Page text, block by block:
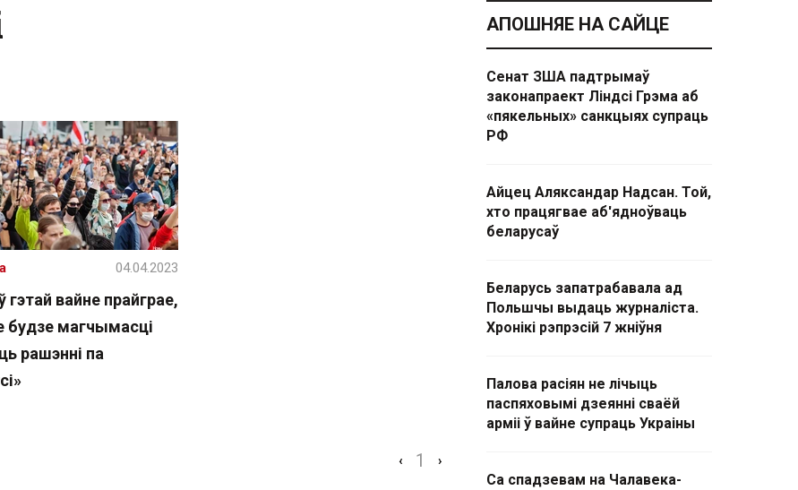
гэтай вайне прайграе,
будзе магчымасці
рашэнні па
04.04.2023
‹ 1 ›
АПОШНЯЕ НА САЙЦЕ
Сенат ЗША падтрымаў
законапраект Ліндсі Грэма аб
«пякельных» санкцыях супраць
РФ
Айцец Аляксандар Надсан. Той,
хто працягвае аб'ядноўваць
беларусаў
Беларусь запатрабавала ад
Польшчы выдаць журналіста.
Хронікі рэпрэсій 7 жніўня
Палова расіян не лічыць
паспяховымі дзеянні сваёй
арміі ў вайне супраць Украіны
Са спадзевам на Чалавека-